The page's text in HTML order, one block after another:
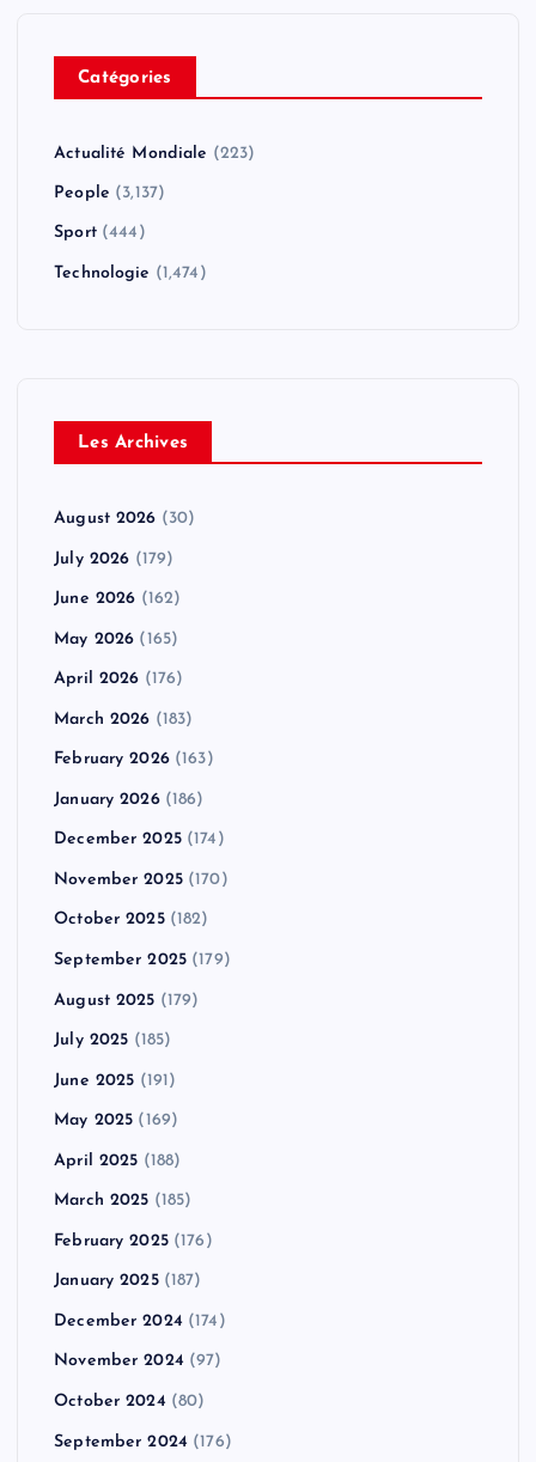
Catégories
Actualité Mondiale (223)
People (3,137)
Sport(444)
Technologie (1,474)
Les Archives
August 2026 (30)
July 2026 (179)
June 2026 (162)
May 2026 (165)
April 2026 (176)
March 2026 (183)
February 2026(163)
January 2026(186)
December 2025(174)
November 2025(170)
October 2025(182)
September 2025 (179)
August 2025 (179)
July 2025 (185)
June 2025 (191)
May 2025 (169)
April 2025 (188)
March 2025 (185)
February 2025(176)
January 2025(187)
December 2024 (174)
November 2024 (97)
October 2024 (80)
September 2024 (176)